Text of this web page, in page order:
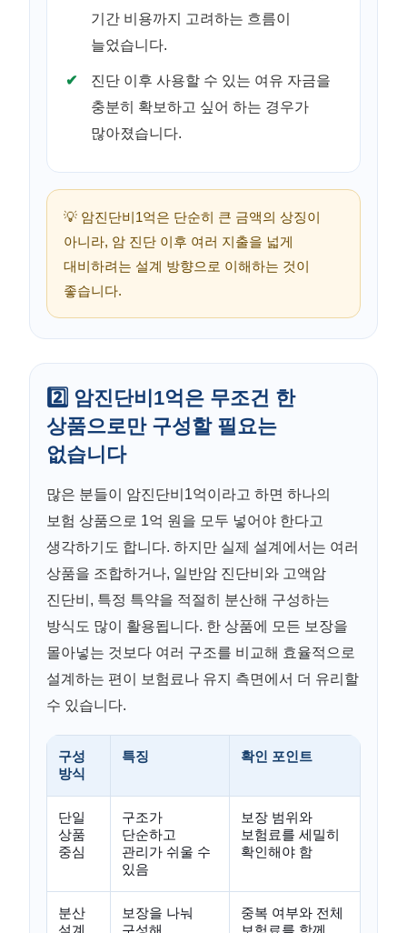
기간 비용까지 고려하는 흐름이
늘었습니다.
진단 이후 사용할 수 있는 여유 자금을
충분히 확보하고 싶어 하는 경우가
많아졌습니다.
💡 암진단비1억은 단순히 큰 금액의 상징이
아니라, 암 진단 이후 여러 지출을 넓게
대비하려는 설계 방향으로 이해하는 것이
좋습니다.
2️⃣ 암진단비1억은 무조건 한
상품으로만 구성할 필요는
없습니다
많은 분들이 암진단비1억이라고 하면 하나의
보험 상품으로 1억 원을 모두 넣어야 한다고
생각하기도 합니다. 하지만 실제 설계에서는 여러
상품을 조합하거나, 일반암 진단비와 고액암
진단비, 특정 특약을 적절히 분산해 구성하는
방식도 많이 활용됩니다. 한 상품에 모든 보장을
몰아넣는 것보다 여러 구조를 비교해 효율적으로
설계하는 편이 보험료나 유지 측면에서 더 유리할
수 있습니다.
구성
방식
특징 확인 포인트
단일
상품
중심
구조가
단순하고
관리가 쉬울 수
있음
보장 범위와
보험료를 세밀히
확인해야 함
분산
설계
보장을 나눠
구성해
중복 여부와 전체
보험료를 함께